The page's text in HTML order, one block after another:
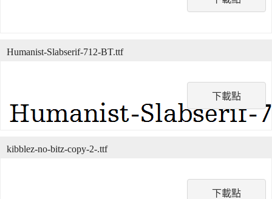
下載點
Humanist-Slabserif-712-BT.ttf
下載點
kibblez-no-bitz-copy-2-.ttf